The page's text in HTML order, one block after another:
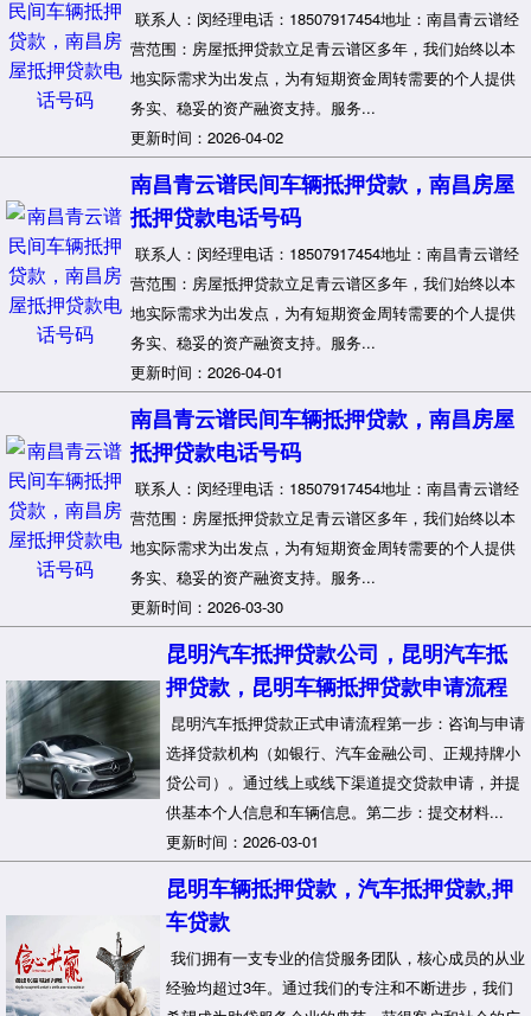
联系人：闵经理电话：18507917454地址：南昌青云谱经
营范围：房屋抵押贷款立足青云谱区多年，我们始终以本
地实际需求为出发点，为有短期资金周转需要的个人提供
务实、稳妥的资产融资支持。服务...
更新时间：2026-04-02
南昌青云谱民间车辆抵押贷款，南昌房屋
抵押贷款电话号码
联系人：闵经理电话：18507917454地址：南昌青云谱经
营范围：房屋抵押贷款立足青云谱区多年，我们始终以本
地实际需求为出发点，为有短期资金周转需要的个人提供
务实、稳妥的资产融资支持。服务...
更新时间：2026-04-01
南昌青云谱民间车辆抵押贷款，南昌房屋
抵押贷款电话号码
联系人：闵经理电话：18507917454地址：南昌青云谱经
营范围：房屋抵押贷款立足青云谱区多年，我们始终以本
地实际需求为出发点，为有短期资金周转需要的个人提供
务实、稳妥的资产融资支持。服务...
更新时间：2026-03-30
昆明汽车抵押贷款公司，昆明汽车抵
押贷款，昆明车辆抵押贷款申请流程
昆明汽车抵押贷款正式申请流程第一步：咨询与申请
选择贷款机构（如银行、汽车金融公司、正规持牌小
贷公司）。通过线上或线下渠道提交贷款申请，并提
供基本个人信息和车辆信息。第二步：提交材料...
更新时间：2026-03-01
昆明车辆抵押贷款，汽车抵押贷款,押
车贷款
我们拥有一支专业的信贷服务团队，核心成员的从业
经验均超过3年。通过我们的专注和不断进步，我们